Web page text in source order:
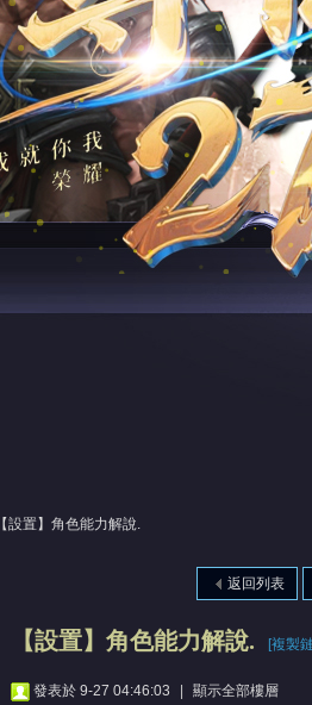
【設置】角色能力解說.
返回列表
【設置】角色能力解說. [複製
發表於 9-27 04:46:03 顯示全部樓層